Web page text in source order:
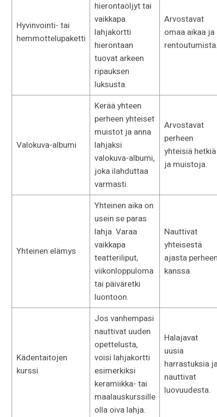
Hyvinvointi- tai
hemmottelupaketti
hierontaöljyt tai
vaikkapa
lahjakortti
hierontaan
tuovat arkeen
ripauksen
luksusta.
Arvostavat
omaa aikaa ja
Valokuva-albumi
Kerää yhteen
perheen yhteiset
muistot ja anna
lahjaksi
valokuva-albumi,
joka ilahduttaa
varmasti.
Arvostavat
perheen
yhteisiä hetkiä
ja muistoja.
Yhteinen elämys
Yhteinen aika on
usein se paras
lahja. Varaa
vaikkapa
teatteriliput,
viikonloppuloma
tai päiväretki
luontoon.
Nauttivat
yhteisestä
ajasta
kanssa.
Kädentaitojen
kurssi
Jos vanhempasi
nauttivat uuden
opettelusta,
voisi lahjakortti
esimerkiksi
keramiikka- tai
maalauskurssille
olla oiva lahja.
Halajavat
uusia
harrastuksia
nauttivat
luovuudesta.